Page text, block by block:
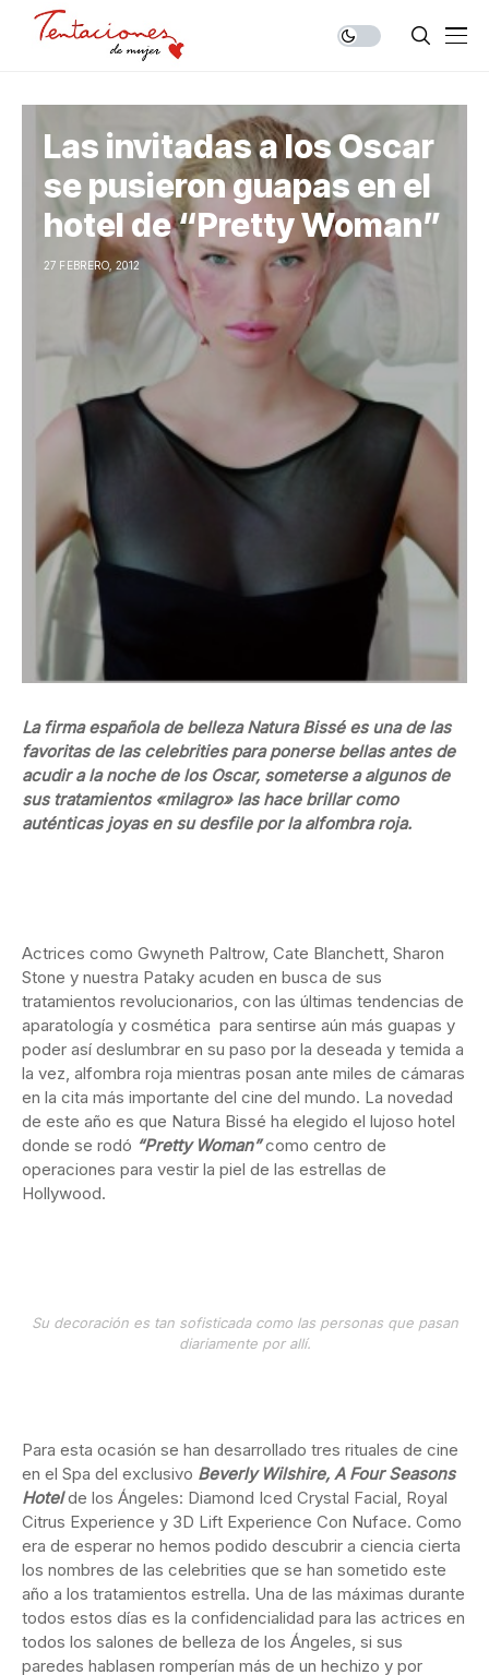
Las invitadas a los Oscar
se pusieron guapas en el
hotel de “Pretty Woman”
27 FEBRERO, 2012
La firma española de belleza Natura Bissé es una de las
favoritas de las celebrities para ponerse bellas antes de
acudir a la noche de los Oscar, someterse a algunos de
sus tratamientos «milagro» las hace brillar como
auténticas joyas en su desfile por la alfombra roja.
Actrices como Gwyneth Paltrow, Cate Blanchett, Sharon
Stone y nuestra Pataky acuden en busca de sus
tratamientos revolucionarios, con las últimas tendencias de
aparatología y cosmética para sentirse aún más guapas y
poder así deslumbrar en su paso por la deseada y temida a
la vez, alfombra roja mientras posan ante miles de cámaras
en la cita más importante del cine del mundo. La novedad
de este año es que Natura Bissé ha elegido el lujoso hotel
donde se rodó “Pretty Woman”como centro de
operaciones para vestir la piel de las estrellas de
Hollywood.
Su decoración es tan sofisticada como las personas que pasan
diariamente por allí.
Para esta ocasión se han desarrollado tres rituales de cine
en el Spa del exclusivo Beverly Wilshire, A Four Seasons
Hotelde los Ángeles: Diamond Iced Crystal Facial, Royal
Citrus Experience y 3D Lift Experience Con Nuface. Como
era de esperar no hemos podido descubrir a ciencia cierta
los nombres de las celebrities que se han sometido este
año a los tratamientos estrella. Una de las máximas durante
todos estos días es la confidencialidad para las actrices en
todos los salones de belleza de los Ángeles, si sus
paredes hablasen romperían más de un hechizo y por